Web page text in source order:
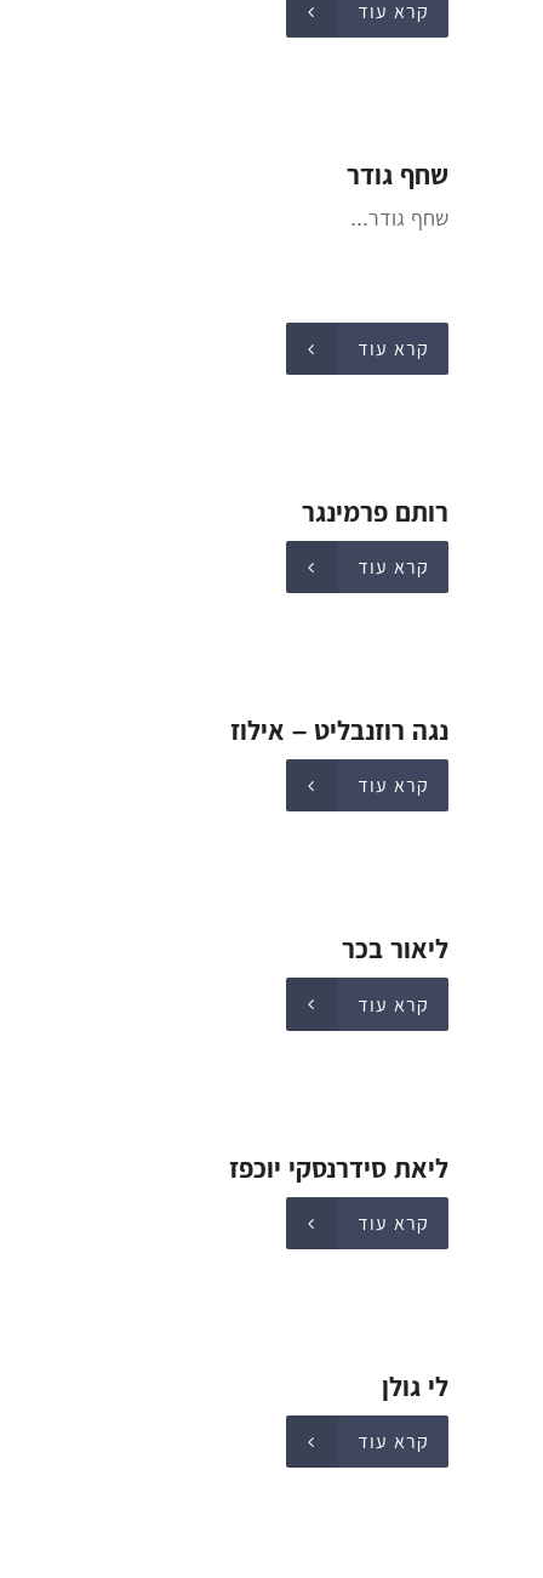
קרא עוד
שחף גודר
שחף גודר...
קרא עוד
רותם פרמינגר
קרא עוד
נגה רוזנבליט – אילוז
קרא עוד
ליאור בכר
קרא עוד
ליאת סידרנסקי יוכפז
קרא עוד
לי גולן
קרא עוד